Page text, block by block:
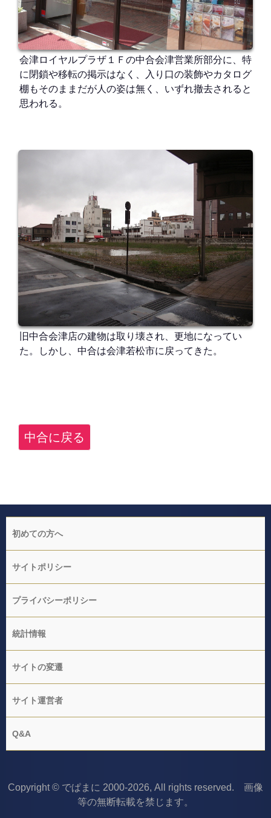
会津ロイヤルプラザ１Ｆの中合会津営業所部分に、特
に閉鎖や移転の掲示はなく、入り口の装飾やカタログ
棚もそのままだが人の姿は無く、いずれ撤去されると
思われる。
旧中合会津店の建物は取り壊され、更地になってい
た。しかし、中合は会津若松市に戻ってきた。
中合に戻る
初めての方へ
サイトポリシー
プライバシーポリシー
統計情報
サイトの変遷
サイト運営者
Q&A
Copyright © でぱまに 2000-2026, All rights reserved. 画像
等の無断転載を禁じます。